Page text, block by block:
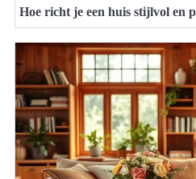
Hoe richt je een huis stijlvol en